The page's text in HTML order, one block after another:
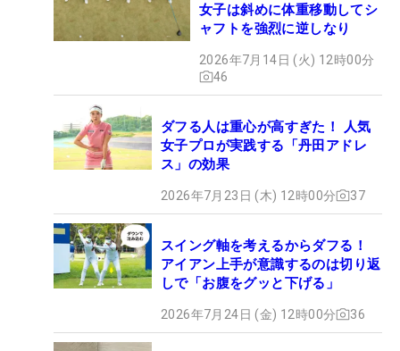
女子は斜めに体重移動してシ
ャフトを強烈に逆しなり
2026年7月14日 (火) 12時00分
46
ダフる人は重心が高すぎた！ 人気
女子プロが実践する「丹田アドレ
ス」の効果
2026年7月23日 (木) 12時00分 37
スイング軸を考えるからダフる！
アイアン上手が意識するのは切り返
しで「お腹をグッと下げる」
2026年7月24日 (金) 12時00分 36